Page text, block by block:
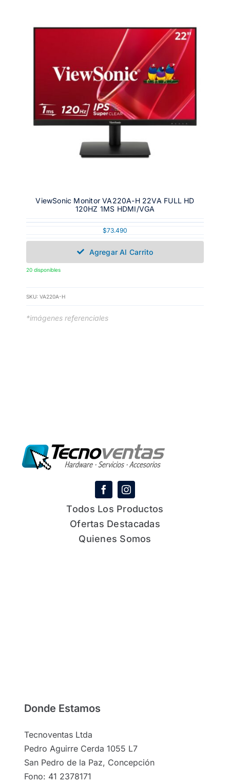
ViewSonic Monitor VA220A-H 22VA FULL HD
120HZ 1MS HDMI/VGA
$73.490
Agregar Al Carrito
20 disponibles
SKU: VA220A-H
*imágenes referenciales
Todos Los Productos
Ofertas Destacadas
Quienes Somos
Donde Estamos
Tecnoventas Ltda
Pedro Aguirre Cerda 1055 L7
San Pedro de la Paz, Concepción
Fono: 41 2378171